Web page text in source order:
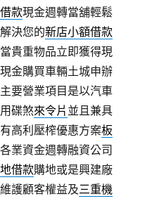
款現金週轉當舖輕鬆
決您的新店小額借款
貴重物品立即獲得現
金購買車輛土城申辦
主要營業項目是以汽車
碟煞來令片 並且兼具
高利壓榨優惠方案板
業資金週轉融資公司
借款購地或是興建廠
護顧客權益及三重機